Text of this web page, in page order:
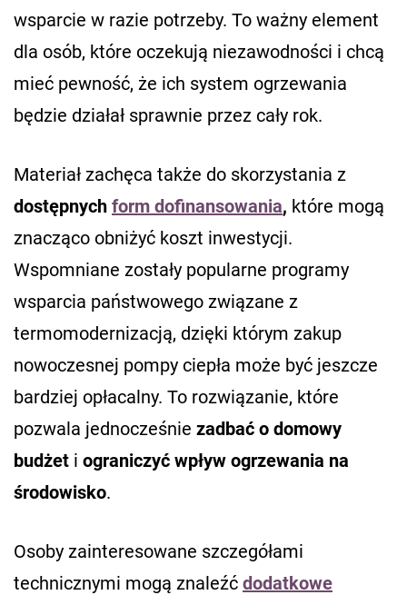
wsparcie w razie potrzeby. To ważny element
dla osób, które oczekują niezawodności i chcą
mieć pewność, że ich system ogrzewania
będzie działał sprawnie przez cały rok.
Materiał zachęca także do skorzystania z
dostępnych form dofinansowania, które mogą
znacząco obniżyć koszt inwestycji.
Wspomniane zostały popularne programy
wsparcia państwowego związane z
termomodernizacją, dzięki którym zakup
nowoczesnej pompy ciepła może być jeszcze
bardziej opłacalny. To rozwiązanie, które
pozwala jednocześnie zadbać o domowy
budżet i ograniczyć wpływ ogrzewania na
środowisko.
Osoby zainteresowane szczegółami
technicznymi mogą znaleźć dodatkowe